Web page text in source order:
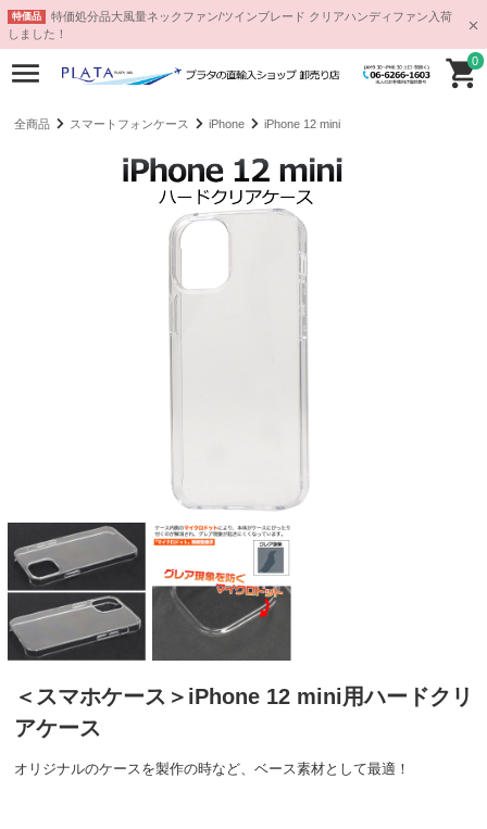
特価品
特価処分品大風量ネックファン/ツインブレード クリアハンディファン入荷
しました！
0
全商品 スマートフォンケース iPhone iPhone 12 mini
＜スマホケース＞iPhone 12 mini用ハードクリ
アケース
オリジナルのケースを製作の時など、ベース素材として最適！